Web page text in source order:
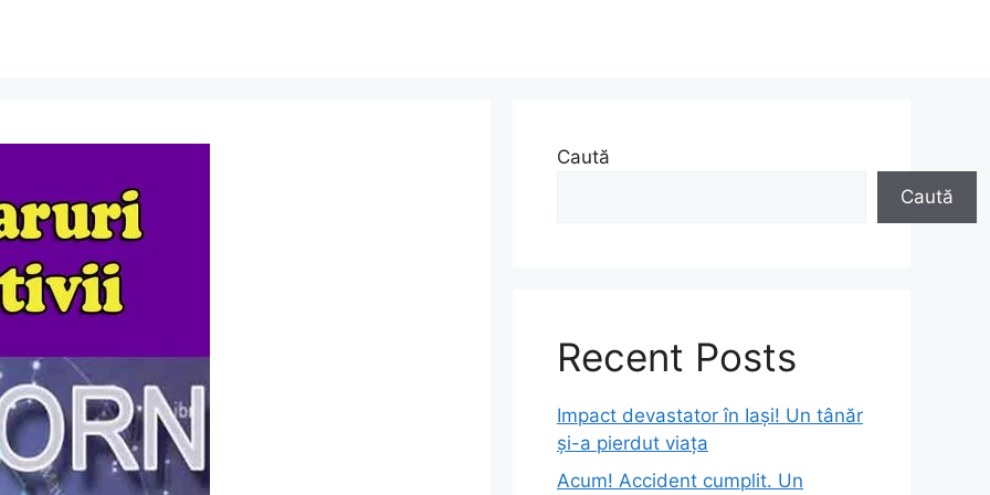
Caută
Caută
Recent Posts
Impact devastator în Iași! Un tânăr
și-a pierdut viața
Acum! Accident cumplit. Un